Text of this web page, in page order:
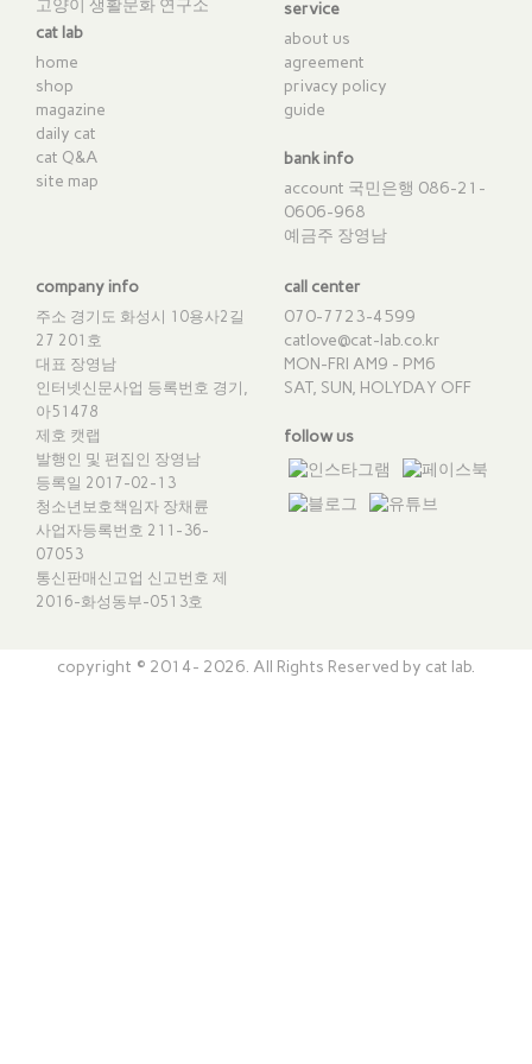
고양이 생활문화 연구소
cat lab
home
shop
magazine
daily cat
cat Q&A
site map
service
about us
agreement
privacy policy
guide
bank info
account 국민은행 086-21-
0606-968
예금주 장영남
company info
주소 경기도 화성시 10용사2길
27 201호
대표 장영남
인터넷신문사업 등록번호 경기,
아51478
제호 캣랩
발행인 및 편집인 장영남
등록일 2017-02-13
청소년보호책임자 장채륜
사업자등록번호 211-36-
07053
통신판매신고업 신고번호 제
2016-화성동부-0513호
call center
070-7723-4599
catlove@cat-lab.co.kr
MON-FRI AM9 - PM6
SAT, SUN, HOLYDAY OFF
follow us
copyright © 2014- 2026. All Rights Reserved by cat lab.